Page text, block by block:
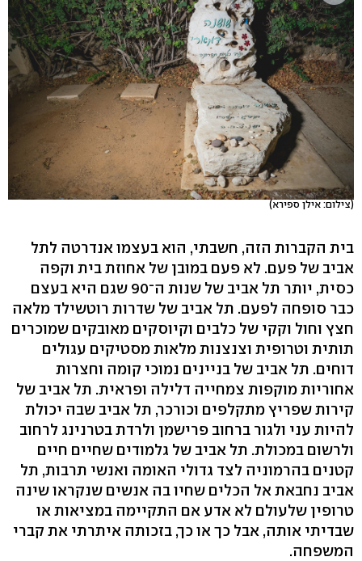
(צילום: אילן ספירא)
בית הקברות הזה, חשבתי, הוא בעצמו אנדרטה לתל
אביב של פעם. לא פעם במובן של אחוזת בית וקפה
כסית, יותר תל אביב של שנות ה־90 שגם היא בעצם
כבר סופחה לפעם. תל אביב של שדרות רוטשילד מלאה
חצץ וחול וקקי של כלבים וקיוסקים מאובקים שמוכרים
תותית וטרופית וצנצנות מלאות מסטיקים עגולים
דוחים. תל אביב של בניינים נמוכי קומה וחצרות
אחוריות מוקפות צמחייה דלילה ופראית. תל אביב של
קירות שפריץ מתקלפים וכורכר, תל אביב שבה יכולת
להיות עני ולגור ברחוב פרישמן ולרדת בטרנינג לרחוב
ולרשום במכולת. תל אביב של גלמודים שחיים חיים
קטנים בהרמוניה לצד גדולי האומה ואנשי תרבות, תל
אביב נחבאת אל הכלים שחיו בה אנשים שנקראו שינה
טרופין שלעולם לא אדע אם התקיימה במציאות או
שבדיתי אותה, אבל כך או כך, בזכותה איתרתי את קברי
המשפחה.